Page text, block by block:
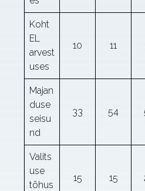
Koht
EL
arvest
uses
10 11
Majan
duse
seisu
nd
33 54
Valits
use
tõhus
15 15